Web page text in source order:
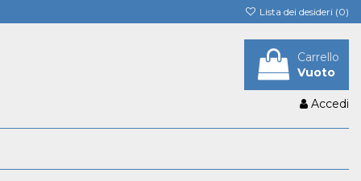
Lista dei desideri (0)
Carrello
Vuoto
Accedi